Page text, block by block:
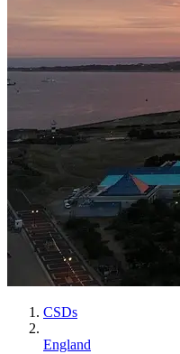
CSDs
England